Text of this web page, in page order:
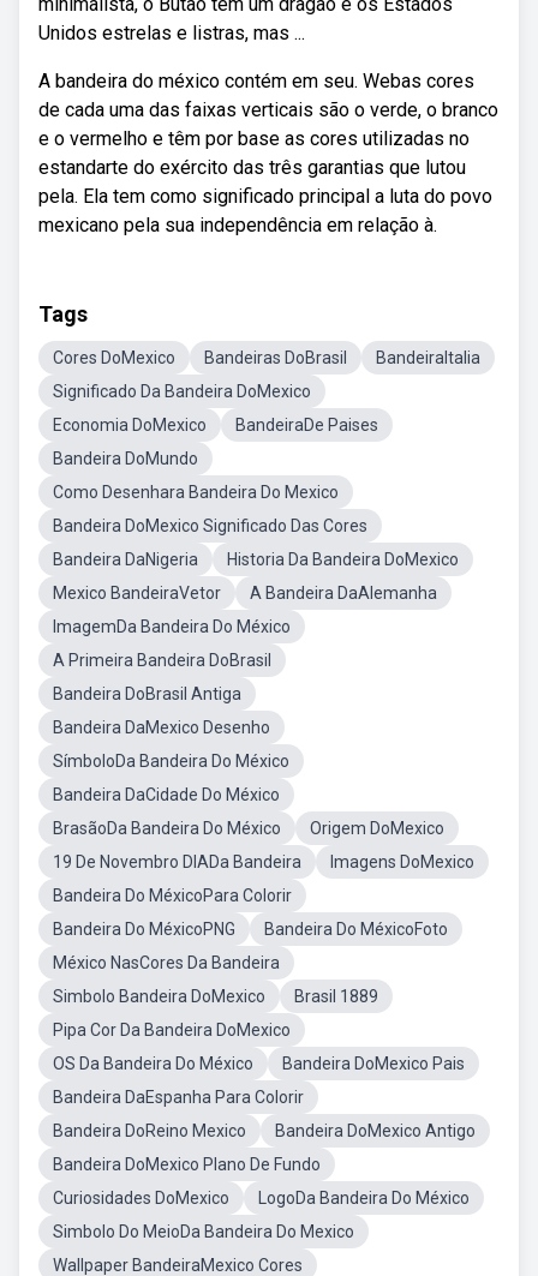
Unidos estrelas e listras, mas ...
A bandeira do méxico contém em seu. Webas cores
de cada uma das faixas verticais são o verde, o branco
e o vermelho e têm por base as cores utilizadas no
estandarte do exército das três garantias que lutou
pela. Ela tem como significado principal a luta do povo
mexicano pela sua independência em relação à.
Tags
Cores DoMexico Bandeiras DoBrasil
BandeiraItalia
Significado Da Bandeira DoMexico
Economia DoMexico
BandeiraDe Paises
Bandeira DoMundo
Como Desenhara Bandeira Do Mexico
Bandeira DoMexico Significado Das Cores
Bandeira DaNigeria
Historia Da Bandeira DoMexico
Mexico BandeiraVetor
A Bandeira DaAlemanha
ImagemDa Bandeira Do México
A Primeira Bandeira DoBrasil
Bandeira DoBrasil Antiga
Bandeira DaMexico Desenho
SímboloDa Bandeira Do México
Bandeira DaCidade Do México
BrasãoDa Bandeira Do México
Origem DoMexico
19 De Novembro DIADa Bandeira
Imagens DoMexico
Bandeira Do MéxicoPara Colorir
Bandeira Do MéxicoPNG
Bandeira Do MéxicoFoto
México NasCores Da Bandeira
Simbolo Bandeira DoMexico
Brasil 1889
Pipa Cor Da Bandeira DoMexico
OS Da Bandeira Do México
Bandeira DoMexico Pais
Bandeira DaEspanha Para Colorir
Bandeira DoReino Mexico
Bandeira DoMexico Antigo
Bandeira DoMexico Plano De Fundo
Curiosidades DoMexico
LogoDa Bandeira Do México
Simbolo Do MeioDa Bandeira Do Mexico
Wallpaper BandeiraMexico Cores